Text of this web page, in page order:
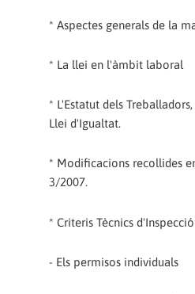
* Aspectes generals de la
* La llei en l'àmbit laboral
* L'Estatut dels
Llei d'Igualtat.
* Modificacions recollides
3/2007.
* Criteris Tècnics
- Els permisos individuals